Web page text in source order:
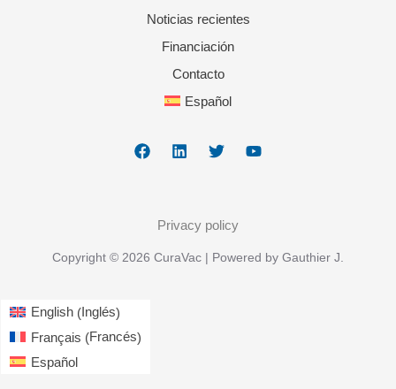
Noticias recientes
Financiación
Contacto
Español
Privacy policy
Copyright © 2026 CuraVac | Powered by Gauthier J.
English (Inglés)
Français (Francés)
Español